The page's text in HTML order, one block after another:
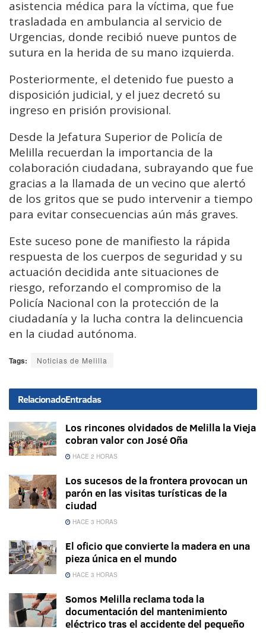
asistencia médica para la víctima, que fue
trasladada en ambulancia al servicio de
Urgencias, donde recibió nueve puntos de
sutura en la herida de su mano izquierda.
Posteriormente, el detenido fue puesto a
disposición judicial, y el juez decretó su
ingreso en prisión provisional.
Desde la Jefatura Superior de Policía de
Melilla recuerdan la importancia de la
colaboración ciudadana, subrayando que fue
gracias a la llamada de un vecino que alertó
de los gritos que se pudo intervenir a tiempo
para evitar consecuencias aún más graves.
Este suceso pone de manifiesto la rápida
respuesta de los cuerpos de seguridad y su
actuación decidida ante situaciones de
riesgo, reforzando el compromiso de la
Policía Nacional con la protección de la
ciudadanía y la lucha contra la delincuencia
en la ciudad autónoma.
Tags: Noticias de Melilla
RelacionadoEntradas
Los rincones olvidados de Melilla la Vieja
cobran valor con José Oña
HACE 2 HORAS
Los sucesos de la frontera provocan un
parón en las visitas turísticas de la
ciudad
HACE 3 HORAS
El oficio que convierte la madera en una
pieza única en el mundo
HACE 3 HORAS
Somos Melilla reclama toda la
documentación del mantenimiento
eléctrico tras el accidente del pequeño